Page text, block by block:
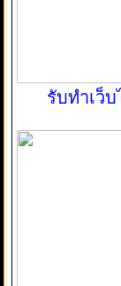
รับทำเว็